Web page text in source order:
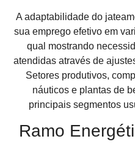
A adaptabilidade do
sua emprego efetivo em
qual mostrando
atendidas através de
Setores produtivos,
náuticos e plantas de
principais segmentos
Ramo